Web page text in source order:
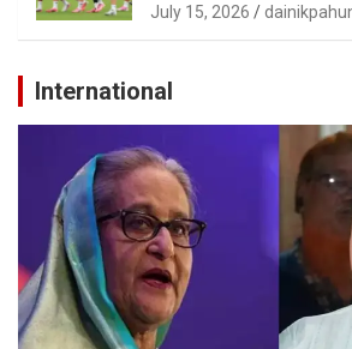
July 15, 2026
International